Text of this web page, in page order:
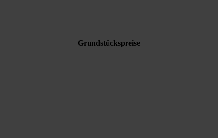
Grundstückspreise